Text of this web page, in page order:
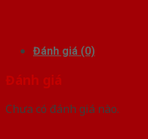
Đánh giá (0)
Đánh giá
Chưa có đánh giá nào.